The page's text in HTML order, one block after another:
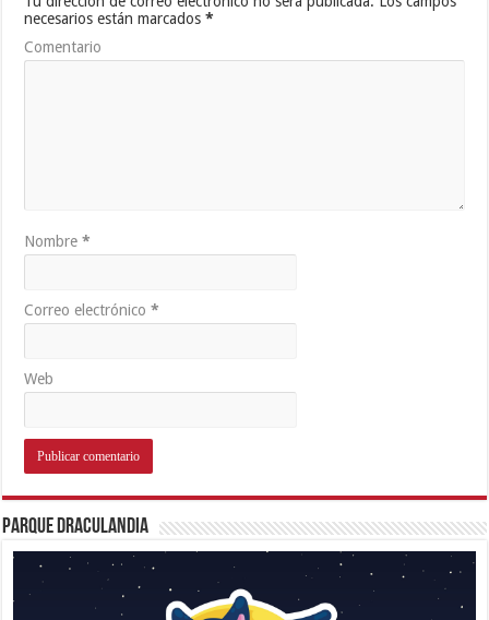
necesarios están marcados*
Comentario
Nombre*
Correo electrónico*
Web
Parque Draculandia